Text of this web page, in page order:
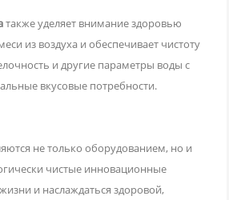
также уделяет внимание здоровью
из воздуха и обеспечивает чистоту
и другие параметры воды с
вкусовые потребности.
не только оборудованием, но и
чистые инновационные
и наслаждаться здоровой,